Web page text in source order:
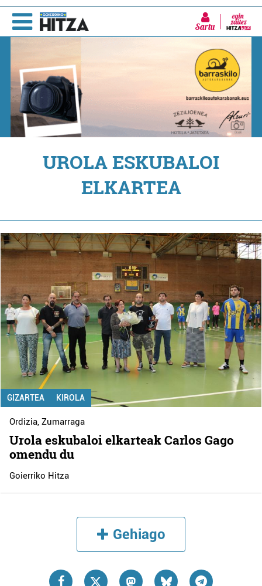
Sartu
UROLA ESKUBALOI
ELKARTEA
GIZARTEA KIROLA
Ordizia,Zumarraga
Urola eskubaloi elkarteak Carlos Gago
omendu du
Goierriko Hitza
Gehiago